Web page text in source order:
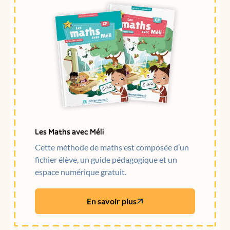
Les Maths avec Méli
Cette méthode de maths est composée d’un
fichier élève, un guide pédagogique et un
espace numérique gratuit.
En savoir plus